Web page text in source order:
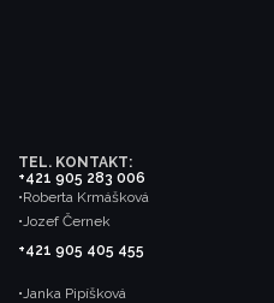
TEL. KONTAKT:
•Roberta Krmášková
+421 905 283 006
•Jozef Černek
+421 905 405 455
•Janka Pipíšková